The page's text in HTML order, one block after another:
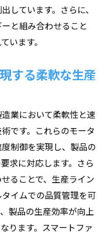
しています。さらに、
と組み合わせること
います。
する柔軟な生産
業において柔軟性と速
です。これらのモータ
制御を実現し、製品の
求に対応します。さら
ることで、生産ライン
イムでの品質管理を可
製品の生産効率が向上
ります。スマートファ